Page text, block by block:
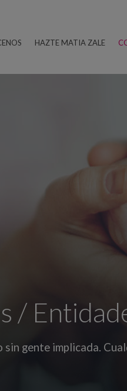
HAZTE MATIA ZALE
/
gente implicada.